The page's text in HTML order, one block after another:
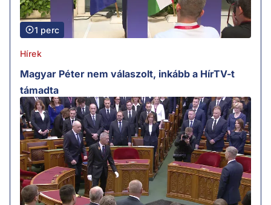
1 perc
Hírek
Magyar Péter nem válaszolt, inkább a HírTV-t
támadta